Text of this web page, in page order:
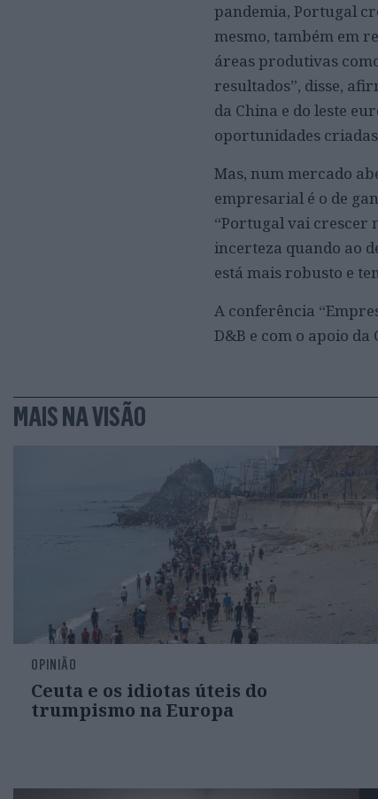
pandemia, Portugal
mesmo, também em
áreas produtivas
resultados”, disse,
da China e do leste
oportunidades
Mas, num mercado
empresarial é o de
“Portugal vai crescer
incerteza quando ao
está mais robusto e
A conferência
D&B e com o apoio da
MAIS NA VISÃO
OPINIÃO
Ceuta e os idiotas úteis do
trumpismo na Europa